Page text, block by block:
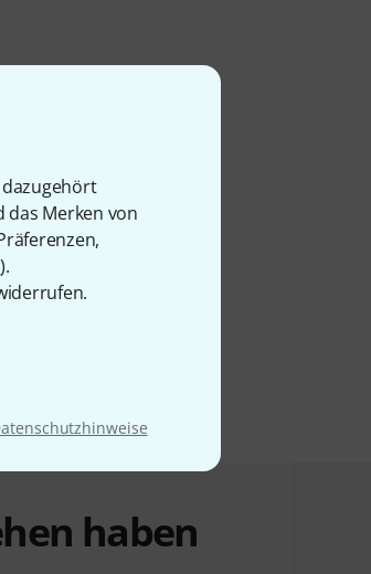
das Merken von
).
haben